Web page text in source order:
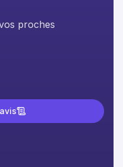
proches